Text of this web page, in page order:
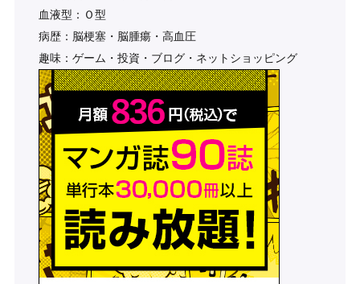
血液型：Ｏ型
病歴：脳梗塞・脳腫瘍・高血圧
趣味：ゲーム・投資・ブログ・ネットショッピング